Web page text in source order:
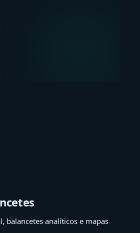
balancetes analíticos e mapas